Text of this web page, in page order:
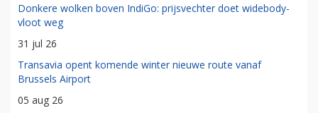
Donkere wolken boven IndiGo: prijsvechter doet widebody-
vloot weg
31 jul 26
Transavia opent komende winter nieuwe route vanaf
Brussels Airport
05 aug 26